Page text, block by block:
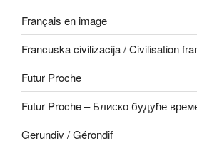
Français en image
Francuska civilizacija / Civilisation
Futur Proche
Futur Proche – Блиско будуће
Gerundiv / Gérondif